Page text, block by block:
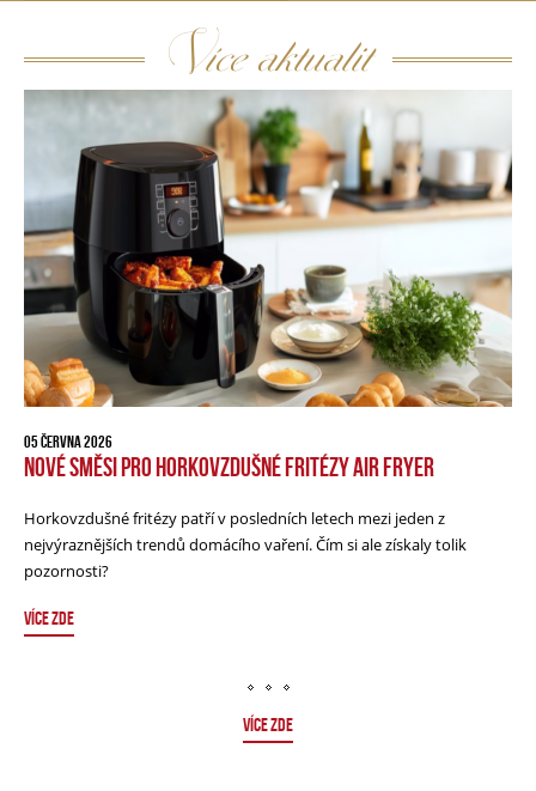
Více aktualit
05 ČERVNA 2026
NOVÉ SMĚSI PRO HORKOVZDUŠNÉ FRITÉZY AIR FRYER
Horkovzdušné fritézy patří v posledních letech mezi jeden z
nejvýraznějších trendů domácího vaření. Čím si ale získaly tolik
pozornosti?
VÍCE ZDE
VÍCE ZDE